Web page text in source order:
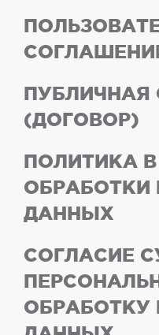
ПУБЛИЧНАЯ
(ДОГОВОР)
ПОЛИТИКА
ОБРАБОТКИ
ДАННЫХ
СОГЛАСИЕ
ОБРАБОТКУ